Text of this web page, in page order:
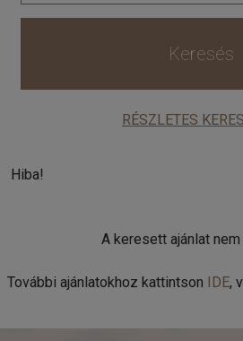
Keresés
RÉSZLETES
Hiba!
A keresett ajánlat
További ajánlatokhoz kattintson IDE,